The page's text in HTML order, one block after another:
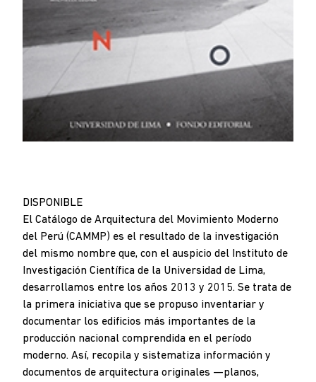
DISPONIBLE
El Catálogo de Arquitectura del Movimiento Moderno
del Perú (CAMMP) es el resultado de la investigación
del mismo nombre que, con el auspicio del Instituto de
Investigación Científica de la Universidad de Lima,
desarrollamos entre los años 2013 y 2015. Se trata de
la primera iniciativa que se propuso inventariar y
documentar los edificios más importantes de la
producción nacional comprendida en el período
moderno. Así, recopila y sistematiza información y
documentos de arquitectura originales —planos,